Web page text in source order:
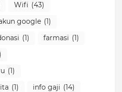
Wifi (43)
google (1)
(1) farmasi (1)
(1)
(1) info gaji (14)